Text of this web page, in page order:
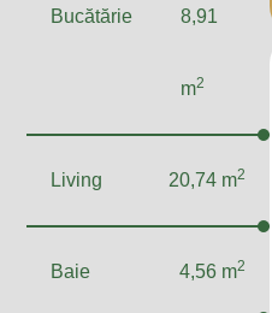
Bucătărie 8,91
m2
Living 20,74 m2
Baie 4,56 m2